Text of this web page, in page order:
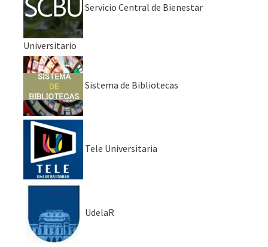
Servicio Central de Bienestar
Universitario
Sistema de Bibliotecas
Tele Universitaria
UdelaR